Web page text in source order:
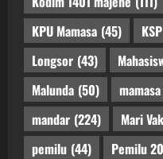
KPU Mamasa (45) KSP
Longsor (43)
Malunda (50) mamasa
mandar (224) Mari
pemilu (44) Pemilu